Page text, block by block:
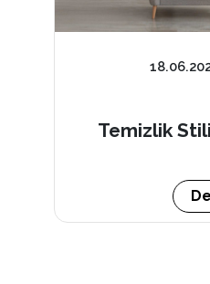
Temizlik